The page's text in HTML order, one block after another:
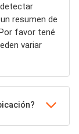
resumen de
favor tené
variar